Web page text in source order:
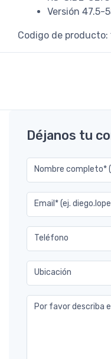
Versión 47.5-
Codigo de producto:
Déjanos tu
Nombre completo*
Email* (ej.
Teléfono
Ubicación
Por favor describa